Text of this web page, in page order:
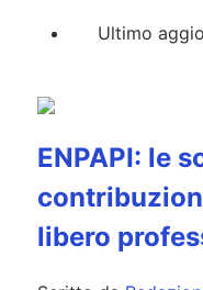
Ultimo
ENPAPI: le
libero